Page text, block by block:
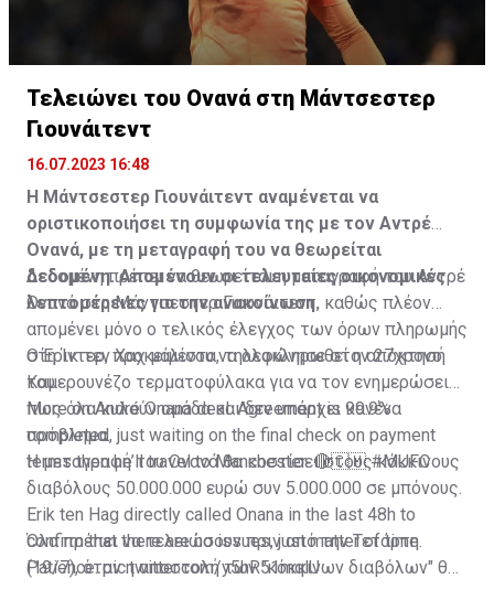
Τελειώνει του Ονανά στη Μάντσεστερ
Γιουνάιτεντ
16.07.2023 16:48
Η Μάντσεστερ Γιουνάιτεντ αναμένεται να
οριστικοποιήσει τη συμφωνία της με τον Αντρέ
Ονανά, με τη μεταγραφή του να θεωρείται
δεδομένη. Απομένουν οι τελευταίες οικονομικές
λεπτομέρειες για την ανακοίνωση.
Δεδομένη πρέπει να θεωρείται η μεταγραφή του Αντρέ
Ονανά στη Μάντσεστερ Γιουνάιτεντ, καθώς πλέον
απομένει μόνο ο τελικός έλεγχος των όρων πληρωμής
στη Ίντερ, προκειμένου να ολοκληρωθεί η απόκτησή
του.
Ο Έρικ τεν Χαχ μάλιστα, τηλεφώνησε στον 27χρονο
Καμερουνέζο τερματοφύλακα για να τον ενημερώσει
πως όλα κυλούν ομάδα και δεν υπάρχει κανένα
πρόβλημα.
More on André Onana deal. Agreement is 99.9%
completed, just waiting on the final check on payment
terms then he’ll travel to Manchester. 🔴🇨🇲#MUFC
Erik ten Hag directly called Onana in the last 48h to
confirm that there are no issues, just matter of time.
Patience.pic.twitter.com/y5hR51mqlU
Η μεταγραφή του Ονανά θα κοστίσει στους κόκκινους
διαβόλους 50.000.000 ευρώ συν 5.000.000 σε μπόνους.
Όλα πρέπει να τελειώσουν πριν από την Τετάρτη
(19/7), όταν η αποστολή των "κόκκινων διαβόλων" θα